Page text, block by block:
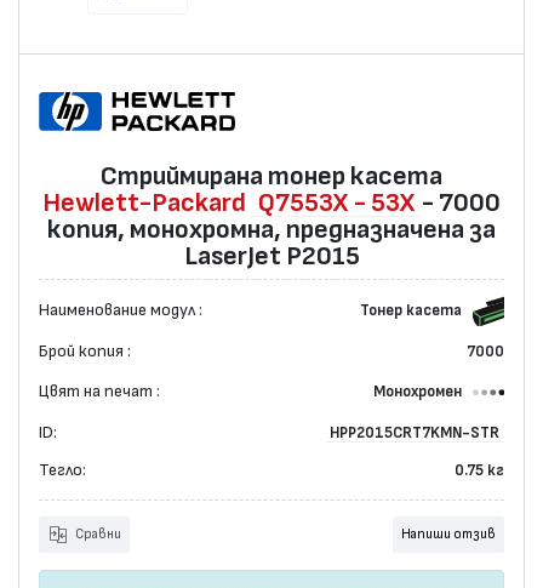
Стриймирана тонер касета
Hewlett-Packard Q7553X - 53X - 7000
копия, монохромна, предназначена за
LaserJet P2015
Наименование модул : Тонер касета
Брой копия : 7000
Цвят на печат : Монохромен
ID: HPP2015CRT7KMN-STR
Тегло: 0.75 кг
Сравни Напиши отзив